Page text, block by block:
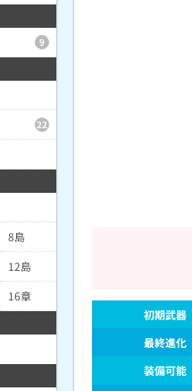
初期武器
最終進化
装備可能
9
22
8島
12島
16章